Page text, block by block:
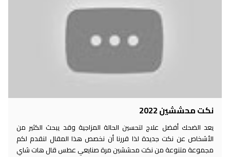
نكت محششين 2022
يعد الضحك أفضل علاج لتحسين الحالة المزاجية وقد يبحث الكثير من
الأشخاص عن نكت جديدة لذا قررنا أن نخصص هذا المقال لنقدم لكم
مجموعة متنوعة من نكت محششين مرة صنايعي عطس قال هات شاي